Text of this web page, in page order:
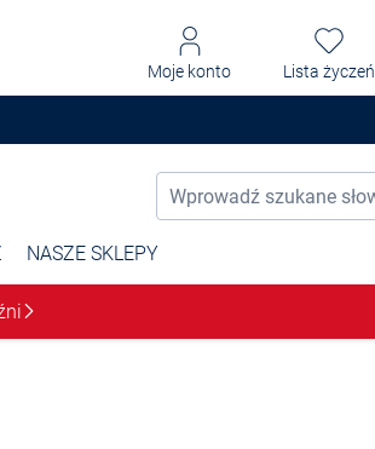
Moje konto Lista życzeń
NASZE SKLEPY